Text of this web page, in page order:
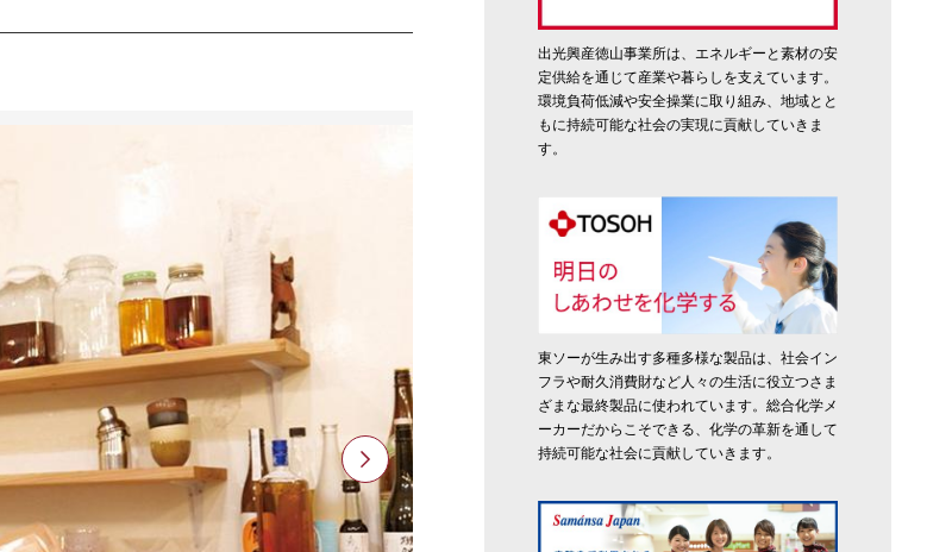
出光興産徳山事業所は、エネルギーと素材の安
定供給を通じて産業や暮らしを支えています。
環境負荷低減や安全操業に取り組み、地域とと
もに持続可能な社会の実現に貢献していきま
す。
東ソーが生み出す多種多様な製品は、社会イン
フラや耐久消費財など人々の生活に役立つさま
ざまな最終製品に使われています。総合化学メ
ーカーだからこそできる、化学の革新を通して
持続可能な社会に貢献していきます。